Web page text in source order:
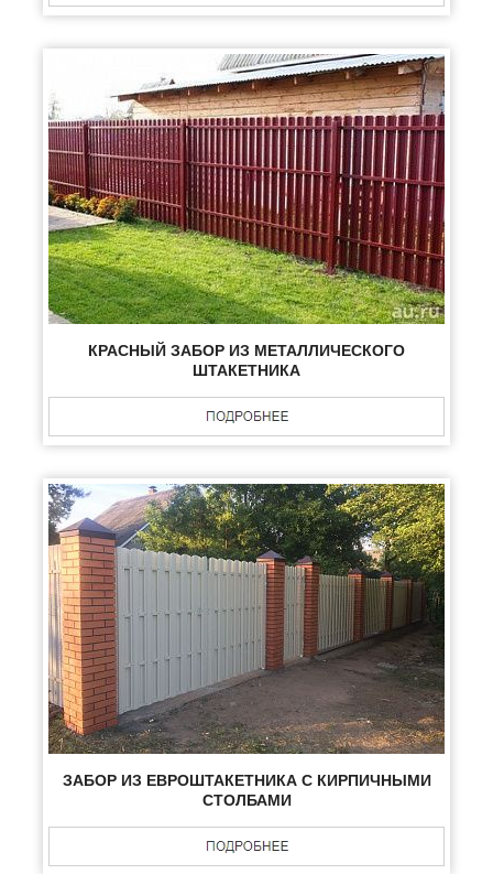
КРАСНЫЙ ЗАБОР ИЗ МЕТАЛЛИЧЕСКОГО
ШТАКЕТНИКА
ЗАБОР ИЗ ЕВРОШТАКЕТНИКА С КИРПИЧНЫМИ
СТОЛБАМИ